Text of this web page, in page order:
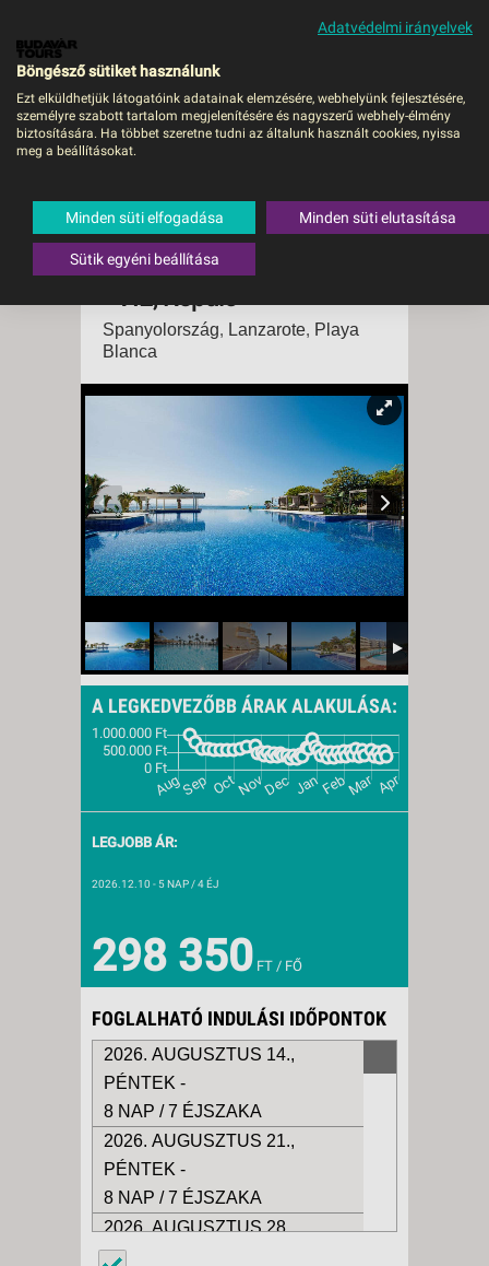
MENÜ
GRAND HYATT
DORADA RESORT (EX.
DREAMS LANZAROTE
PLAYA DORADA RESORT)
- VIE, Repülő
Spanyolország, Lanzarote, Playa
Blanca
A LEGKEDVEZŐBB ÁRAK ALAKULÁSA:
LEGJOBB ÁR:
2026.12.10 - 5 NAP / 4 ÉJ
298 350 FT / FŐ
FOGLALHATÓ INDULÁSI IDŐPONTOK
2026. AUGUSZTUS 14.,
PÉNTEK -
8 NAP / 7 ÉJSZAKA
2026. AUGUSZTUS 21.,
PÉNTEK -
8 NAP / 7 ÉJSZAKA
2026. AUGUSZTUS 28.,
PÉNTEK -
Adatvédelmi irányelvek
Böngésző sütiket használunk
Ezt elküldhetjük látogatóink adatainak elemzésére, webhelyünk fejlesztésére,
személyre szabott tartalom megjelenítésére és nagyszerű webhely-élmény
biztosítására. Ha többet szeretne tudni az általunk használt cookies, nyissa
meg a beállításokat.
Minden süti elfogadása Minden süti elutasítása
Sütik egyéni beállítása